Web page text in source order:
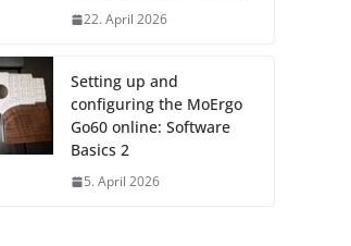
22. April 2026
Setting up and
configuring the MoErgo
Go60 online: Software
Basics 2
5. April 2026